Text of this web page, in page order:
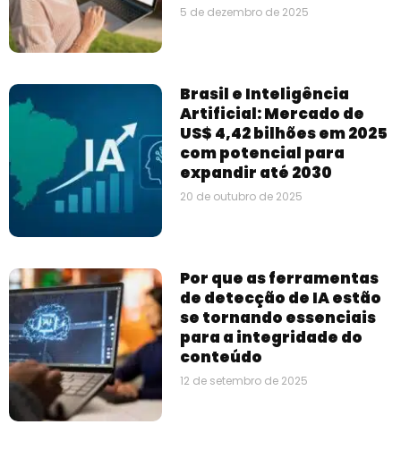
5 de dezembro de 2025
Brasil e Inteligência
Artificial: Mercado de
US$ 4,42 bilhões em 2025
com potencial para
expandir até 2030
20 de outubro de 2025
Por que as ferramentas
de detecção de IA estão
se tornando essenciais
para a integridade do
conteúdo
12 de setembro de 2025